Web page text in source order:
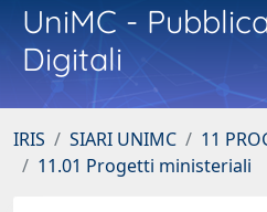
UniMC -
Digitali
IRIS SIARI UNIMC
11
11.01 Progetti ministeriali